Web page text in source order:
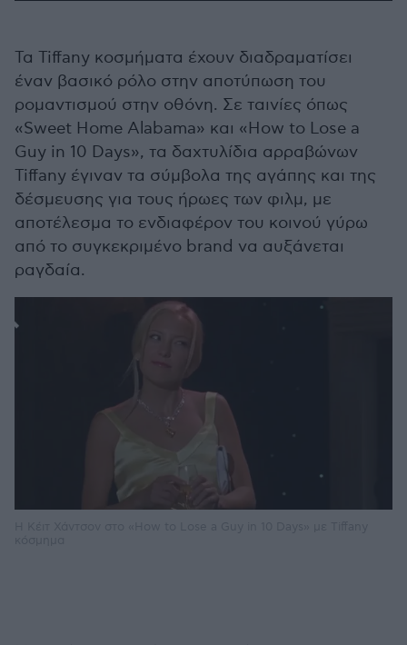
Τα Tiffany κοσμήματα έχουν διαδραματίσει
έναν βασικό ρόλο στην αποτύπωση του
ρομαντισμού στην οθόνη. Σε ταινίες όπως
«Sweet Home Alabama» και «How to Lose a
Guy in 10 Days», τα δαχτυλίδια αρραβώνων
Tiffany έγιναν τα σύμβολα της αγάπης και της
δέσμευσης για τους ήρωες των φιλμ, με
αποτέλεσμα το ενδιαφέρον του κοινού γύρω
από το συγκεκριμένο brand να αυξάνεται
ραγδαία.